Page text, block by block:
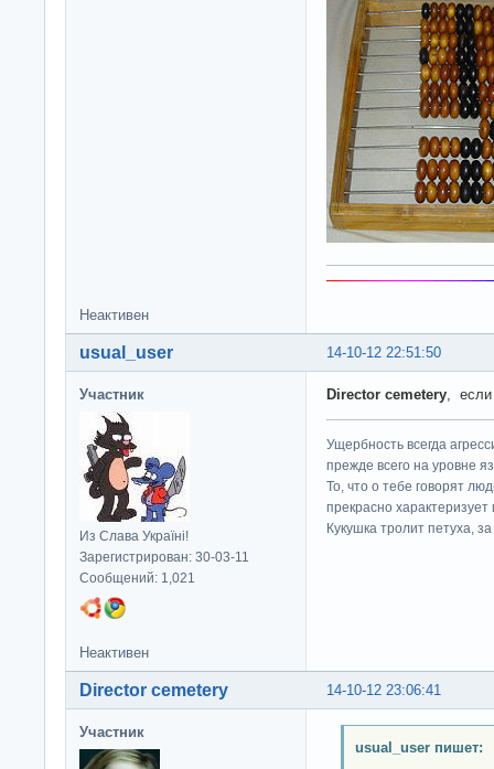
Неактивен
14-10-12 22:51:50
usual_user
Участник
Из Слава Україні!
Зарегистрирован: 30-03-11
Сообщений: 1,021
Director cemetery, если
Ущербность всегда
прежде всего на уровне
То, что о тебе говорят
прекрасно характеризует
Кукушка тролит петуха,
Неактивен
14-10-12 23:06:41
Director cemetery
Участник
usual_user пишет: